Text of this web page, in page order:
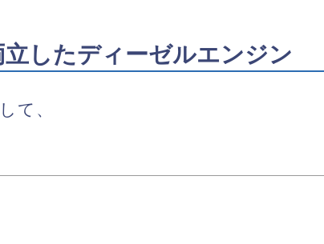
したディーゼルエンジン
て、